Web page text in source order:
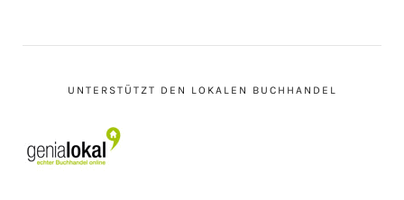
UNTERSTÜTZT DEN LOKALEN BUCHHANDEL